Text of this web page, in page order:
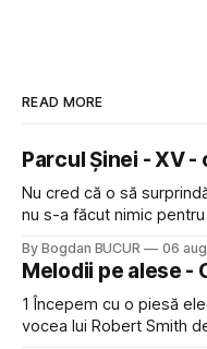
READ MORE
Parcul Șinei - XV
Nu cred că o să
nu s-a făcut nimic
timp pui și latră prin gard
avut, în schimb, o belea
By Bogdan BUCUR 06
Melodii pe alese -
1 Începem cu o piesă
vocea lui Robert Smith